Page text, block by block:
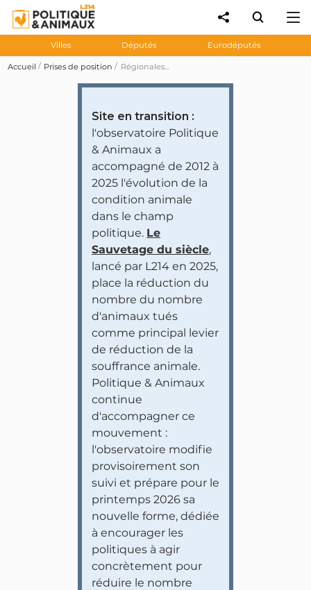
Villes Députés Eurodéputés
Accueil Prises de position Régionales Île-de-France: Nicolas Dupont-Aignan veut des «cahiers des charges draconiens» et des inspections surprises pour les abattoirs
Site en transition :
l'observatoire Politique
& Animaux a
accompagné de 2012 à
2025 l'évolution de la
condition animale
dans le champ
politique. Le
Sauvetage du siècle,
lancé par L214 en 2025,
place la réduction du
nombre du nombre
d'animaux tués
comme principal levier
de réduction de la
souffrance animale.
Politique & Animaux
continue
d'accompagner ce
mouvement :
l'observatoire modifie
provisoirement son
suivi et prépare pour le
printemps 2026 sa
nouvelle forme, dédiée
à encourager les
politiques à agir
concrètement pour
réduire le nombre